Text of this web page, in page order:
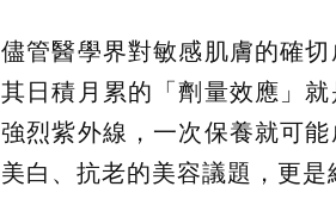
儘管醫學界對敏感肌膚的確
其日積月累的「劑量效應」
強烈紫外線，一次保養就可
美白、抗老的美容議題，更是